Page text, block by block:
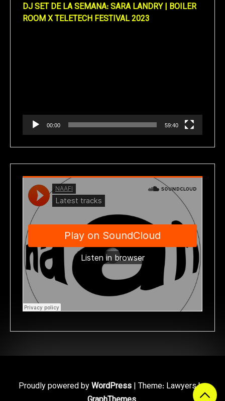
DJ SET DE LA SEMANA: SARA LANDRY | BOILER
ROOM X TELETECH FESTIVAL 2023
00:00 59:40
Proudly powered byWordPress | Theme: Lawyers by